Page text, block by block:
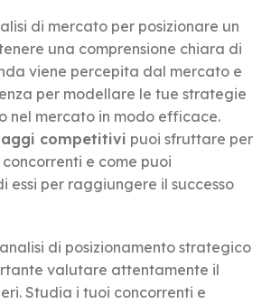
di mercato per posizionare un
una comprensione chiara di
viene percepita dal mercato e
per modellare le tue strategie
nel mercato in modo efficace.
competitivi puoi sfruttare per
e come puoi
essi per raggiungere il successo
analisi di posizionamento strategico
valutare attentamente il
Studia i tuoi concorrenti e